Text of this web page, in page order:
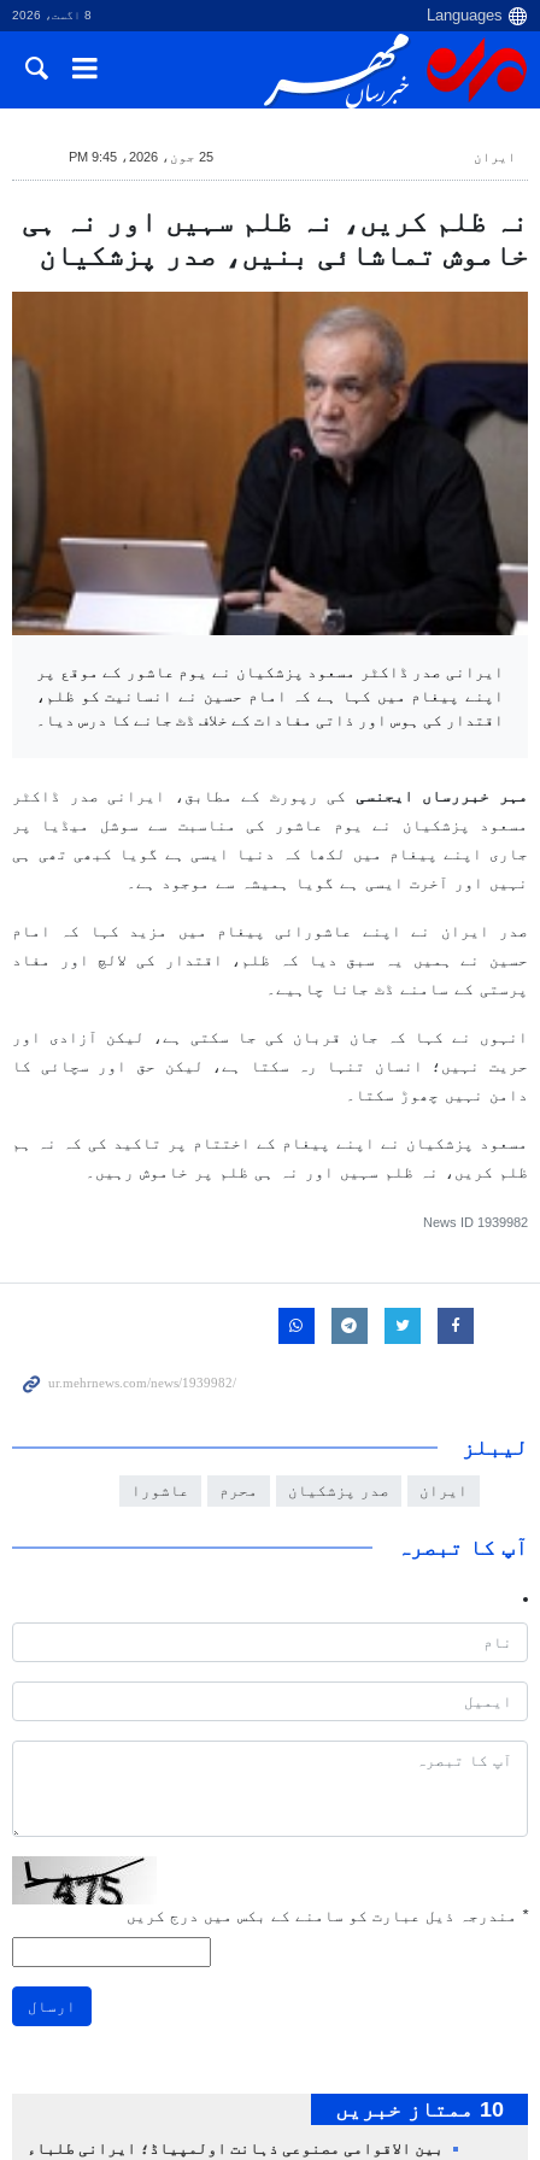
8 اگست، 2026
ایران 25 جون، 2026، 9:45 PM
نہ ظلم کریں، نہ ظلم سہیں اور نہ ہی
خاموش تماشائی بنیں، صدر پزشکیان
ایرانی صدر ڈاکٹر مسعود پزشکیان نے یوم عاشور کے موقع پر
اپنے پیغام میں کہا ہے کہ امام حسین نے انسانیت کو ظلم،
اقتدار کی ہوس اور ذاتی مفادات کے خلاف ڈٹ جانے کا درس دیا۔
مہر خبررساں ایجنسی کی رپورٹ کے مطابق، ایرانی صدر ڈاکٹر
مسعود پزشکیان نے یوم عاشور کی مناسبت سے سوشل میڈیا پر
جاری اپنے پیغام میں لکھا کہ دنیا ایسی ہے گویا کبھی تھی ہی
نہیں اور آخرت ایسی ہے گویا ہمیشہ سے موجود ہے۔
صدر ایران نے اپنے عاشورائی پیغام میں مزید کہا کہ امام
حسین نے ہمیں یہ سبق دیا کہ ظلم، اقتدار کی لالچ اور مفاد
پرستی کے سامنے ڈٹ جانا چاہیے۔
انہوں نے کہا کہ جان قربان کی جا سکتی ہے، لیکن آزادی اور
حریت نہیں؛ انسان تنہا رہ سکتا ہے، لیکن حق اور سچائی کا
دامن نہیں چھوڑ سکتا۔
مسعود پزشکیان نے اپنے پیغام کے اختتام پر تاکید کی کہ نہ ہم
ظلم کریں، نہ ظلم سہیں اور نہ ہی ظلم پر خاموش رہیں۔
News ID 1939982
لیبلز
ایران صدر پزشکیان محرم عاشورا
آپ کا تبصرہ
* مندرجہ ذیل عبارت کو سامنے کے بکس میں درج کریں
ارسال
10 ممتاز خبریں
بین الاقوامی مصنوعی ذہانت اولمپیاڈ؛ ایرانی طلباء